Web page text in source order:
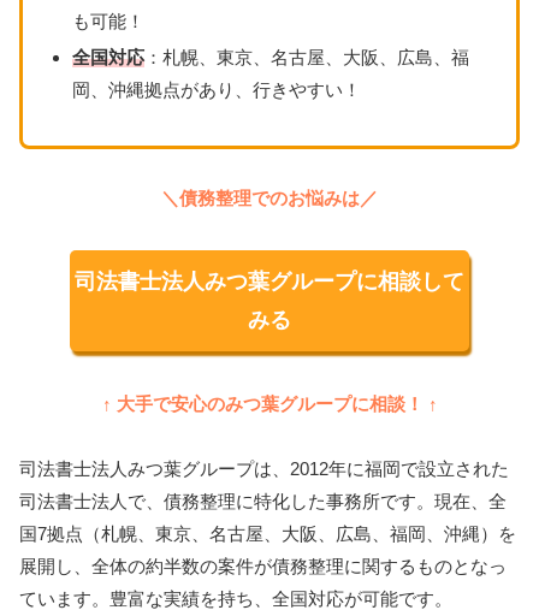
も可能！
全国対応 ：札幌、東京、名古屋、大阪、広島、福
岡、沖縄拠点があり、行きやすい！
＼債務整理でのお悩みは／
司法書士法人みつ葉グループに相談して
みる
↑ 大手で安心のみつ葉グループに相談！ ↑
司法書士法人みつ葉グループは、2012年に福岡で設立された
司法書士法人で、債務整理に特化した事務所です。現在、全
国7拠点（札幌、東京、名古屋、大阪、広島、福岡、沖縄）を
展開し、全体の約半数の案件が債務整理に関するものとなっ
ています。豊富な実績を持ち、全国対応が可能です。